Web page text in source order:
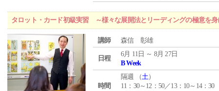
タロット・カード初級実習 ～様々な展開法とリーディングの極意を身
講師 森信 彰雄
日程
6月 11日 ～ 8月 27日
B Week
時間
隔週 （土）
11：30～12：50／13：10～14：30